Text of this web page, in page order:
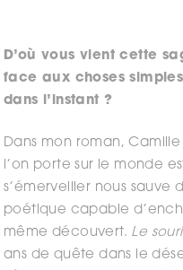
D’où vous vient cette
face aux choses
dans l’instant ?
Dans mon roman,
l’on porte sur le monde
s’émerveiller nous sauve
poétique capable
même découvert. Le
ans de quête dans le